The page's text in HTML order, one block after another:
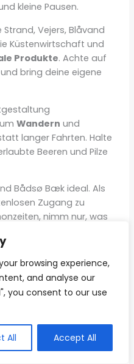
browsing experience,
and analyse our
you consent to our use
All Accept All
kleine Pausen.
Vejers, Blåvand
Küstenwirtschaft und
Produkte. Achte auf
bring deine eigene
Wandern und
langer Fahrten. Halte
Beeren und Pilze
Bådsø Bæk ideal. Als
Zugang zu
nimm nur, was
ist die Küste nah? In
Es gibt wenig Verkehr,
Die Tage sind einfach,
Entspannung, die
in Jegum
mithilfe
erzeugt